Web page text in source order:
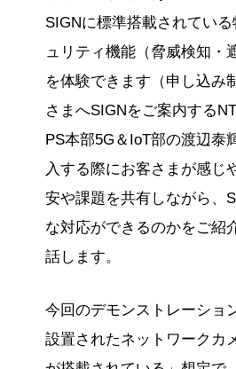
SIGNに標準搭載されてい
ュリティ機能（脅威検知・
を体験できます（申し込み
さまへSIGNをご案内する
PS本部5G＆IoT部の渡辺泰
入する際にお客さまが感じ
安や課題を共有しながら、
な対応ができるのかをご紹
話します。
今回のデモンストレーショ
設置されたネットワークカ